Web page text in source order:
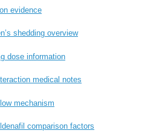
evidence
shedding overview
dose information
medical notes
mechanism
comparison factors